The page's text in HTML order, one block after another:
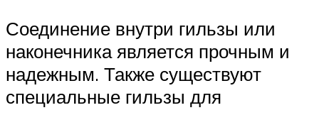
Соединение внутри гильзы или
наконечника является прочным и
надежным. Также существуют
специальные гильзы для